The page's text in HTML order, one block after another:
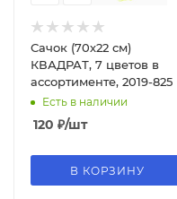
Сачок (70х22 см)
КВАДРАТ, 7 цветов в
ассортименте, 2019-825
Есть в наличии
120 ₽/шт
В КОРЗИНУ